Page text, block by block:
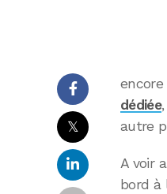
𝕏
encore
dédiée
autre
A voir
bord à